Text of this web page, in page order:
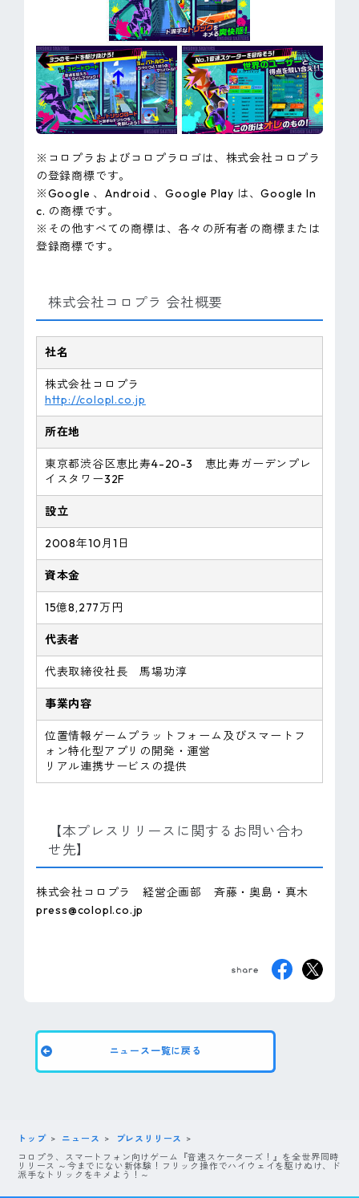
※コロプラおよびコロプラロゴは、株式会社コロプラ
の登録商標です。
※Google 、Android 、Google Play は、Google In
c. の商標です。
※その他すべての商標は、各々の所有者の商標または
登録商標です。
株式会社コロプラ 会社概要
社名
株式会社コロプラ
http://colopl.co.jp
所在地
東京都渋谷区恵比寿4-20-3 恵比寿ガーデンプレ
イスタワー32F
設立
2008年10月1日
資本金
15億8,277万円
代表者
代表取締役社長 馬場功淳
事業内容
位置情報ゲームプラットフォーム及びスマートフ
ォン特化型アプリの開発・運営
リアル連携サービスの提供
【本プレスリリースに関するお問い合わ
せ先】
株式会社コロプラ 経営企画部 斉藤・奥島・真木
press@colopl.co.jp
ニュース一覧に戻る
トップ ニュース
プレスリリース
コロプラ、スマートフォン向けゲーム『音速スケーターズ！』を全世界同時
リリース ～今までにない新体験！フリック操作でハイウェイを駆けぬけ、ド
派手なトリックをキメよう！～